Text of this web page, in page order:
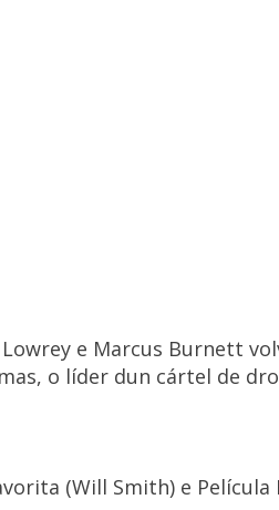
e Marcus Burnett
o líder dun cártel de
(Will Smith) e Película